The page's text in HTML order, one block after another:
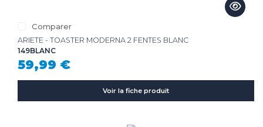
Comparer
ARIETE - TOASTER MODERNA 2 FENTES BLANC
149BLANC
59,99 €
Voir la fiche produit